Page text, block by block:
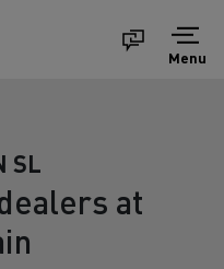
Menu
SL
at